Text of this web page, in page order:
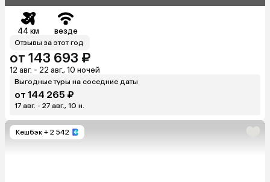
44 км везде
Отзывы за этот год
от 143 693 ₽
12 авг. - 22 авг., 10 ночей
Выгодные туры на соседние даты
от 144 265 ₽
17 авг. - 27 авг., 10 н.
Кешбэк + 2 542